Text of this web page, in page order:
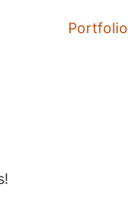
Portfolio